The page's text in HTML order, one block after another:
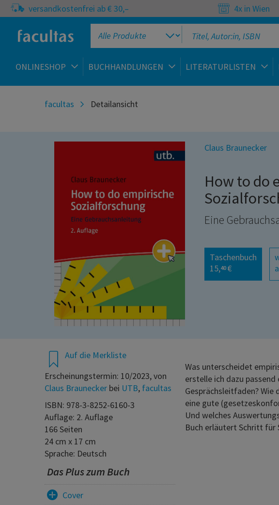
versandkostenfrei ab € 30,– 4x in Wien
ONLINESHOP BUCHHANDLUNGEN LITERATURLISTEN
facultas Detailansicht
Claus Braunecker
How to do
Eine
Taschenbuch
15,40 €
Auf die Merkliste
Erscheinungstermin: 10/2023, von
Claus Braunecker bei UTB, facultas
ISBN: 978-3-8252-6160-3
Auflage: 2. Auflage
166 Seiten
24 cm x 17 cm
Sprache: Deutsch
Das Plus zum Buch
Cover
Was unterscheidet
erstelle ich dazu passend
Gesprächsleitfaden? Wie
eine gute
Und welches
Buch erläutert Schritt für